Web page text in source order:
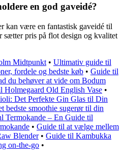
en god gaveidé?
kan være en fantastisk gaveidé til
sætter pris på flot design og kvalitet
Midtpunkt • Ultimativ guide til
fordele og bedste køb • Guide til
du behøver at vide om Bodum
Holmegaard Old English Vase •
Det Perfekte Gin Glas til Din
bedste smoothie sugerør til din
Termokande – En Guide til
• Guide til at vælge mellem
Blender• Guide til Kambukka
on-the-go •